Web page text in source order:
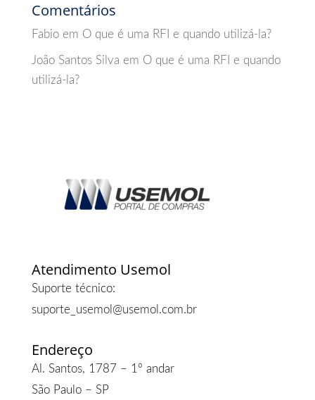
Comentários
Fabioem O que é uma RFI e quando utilizá-la?
João Santos Silva em O que é uma RFI e quando
utilizá-la?
Atendimento Usemol
Suporte técnico:
suporte_usemol@usemol.com.br
Endereço
Al. Santos, 1787 – 1º andar
São Paulo – SP